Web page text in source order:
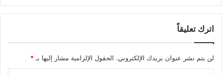
اترك تعليقاً
لن يتم نشر عنوان بريدك الإلكتروني. الحقول الإلزامية مشار إليها بـ *